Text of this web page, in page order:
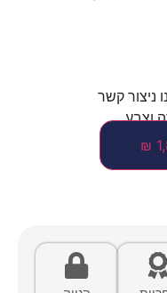
ניצור קשר
וצבע.